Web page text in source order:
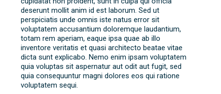
deserunt mollit anim id est laborum. Sed ut
perspiciatis unde omnis iste natus error sit
voluptatem accusantium doloremque laudantium,
totam rem aperiam, eaque ipsa quae ab illo
inventore veritatis et quasi architecto beatae vitae
dicta sunt explicabo. Nemo enim ipsam voluptatem
quia voluptas sit aspernatur aut odit aut fugit, sed
quia consequuntur magni dolores eos qui ratione
voluptatem sequi.